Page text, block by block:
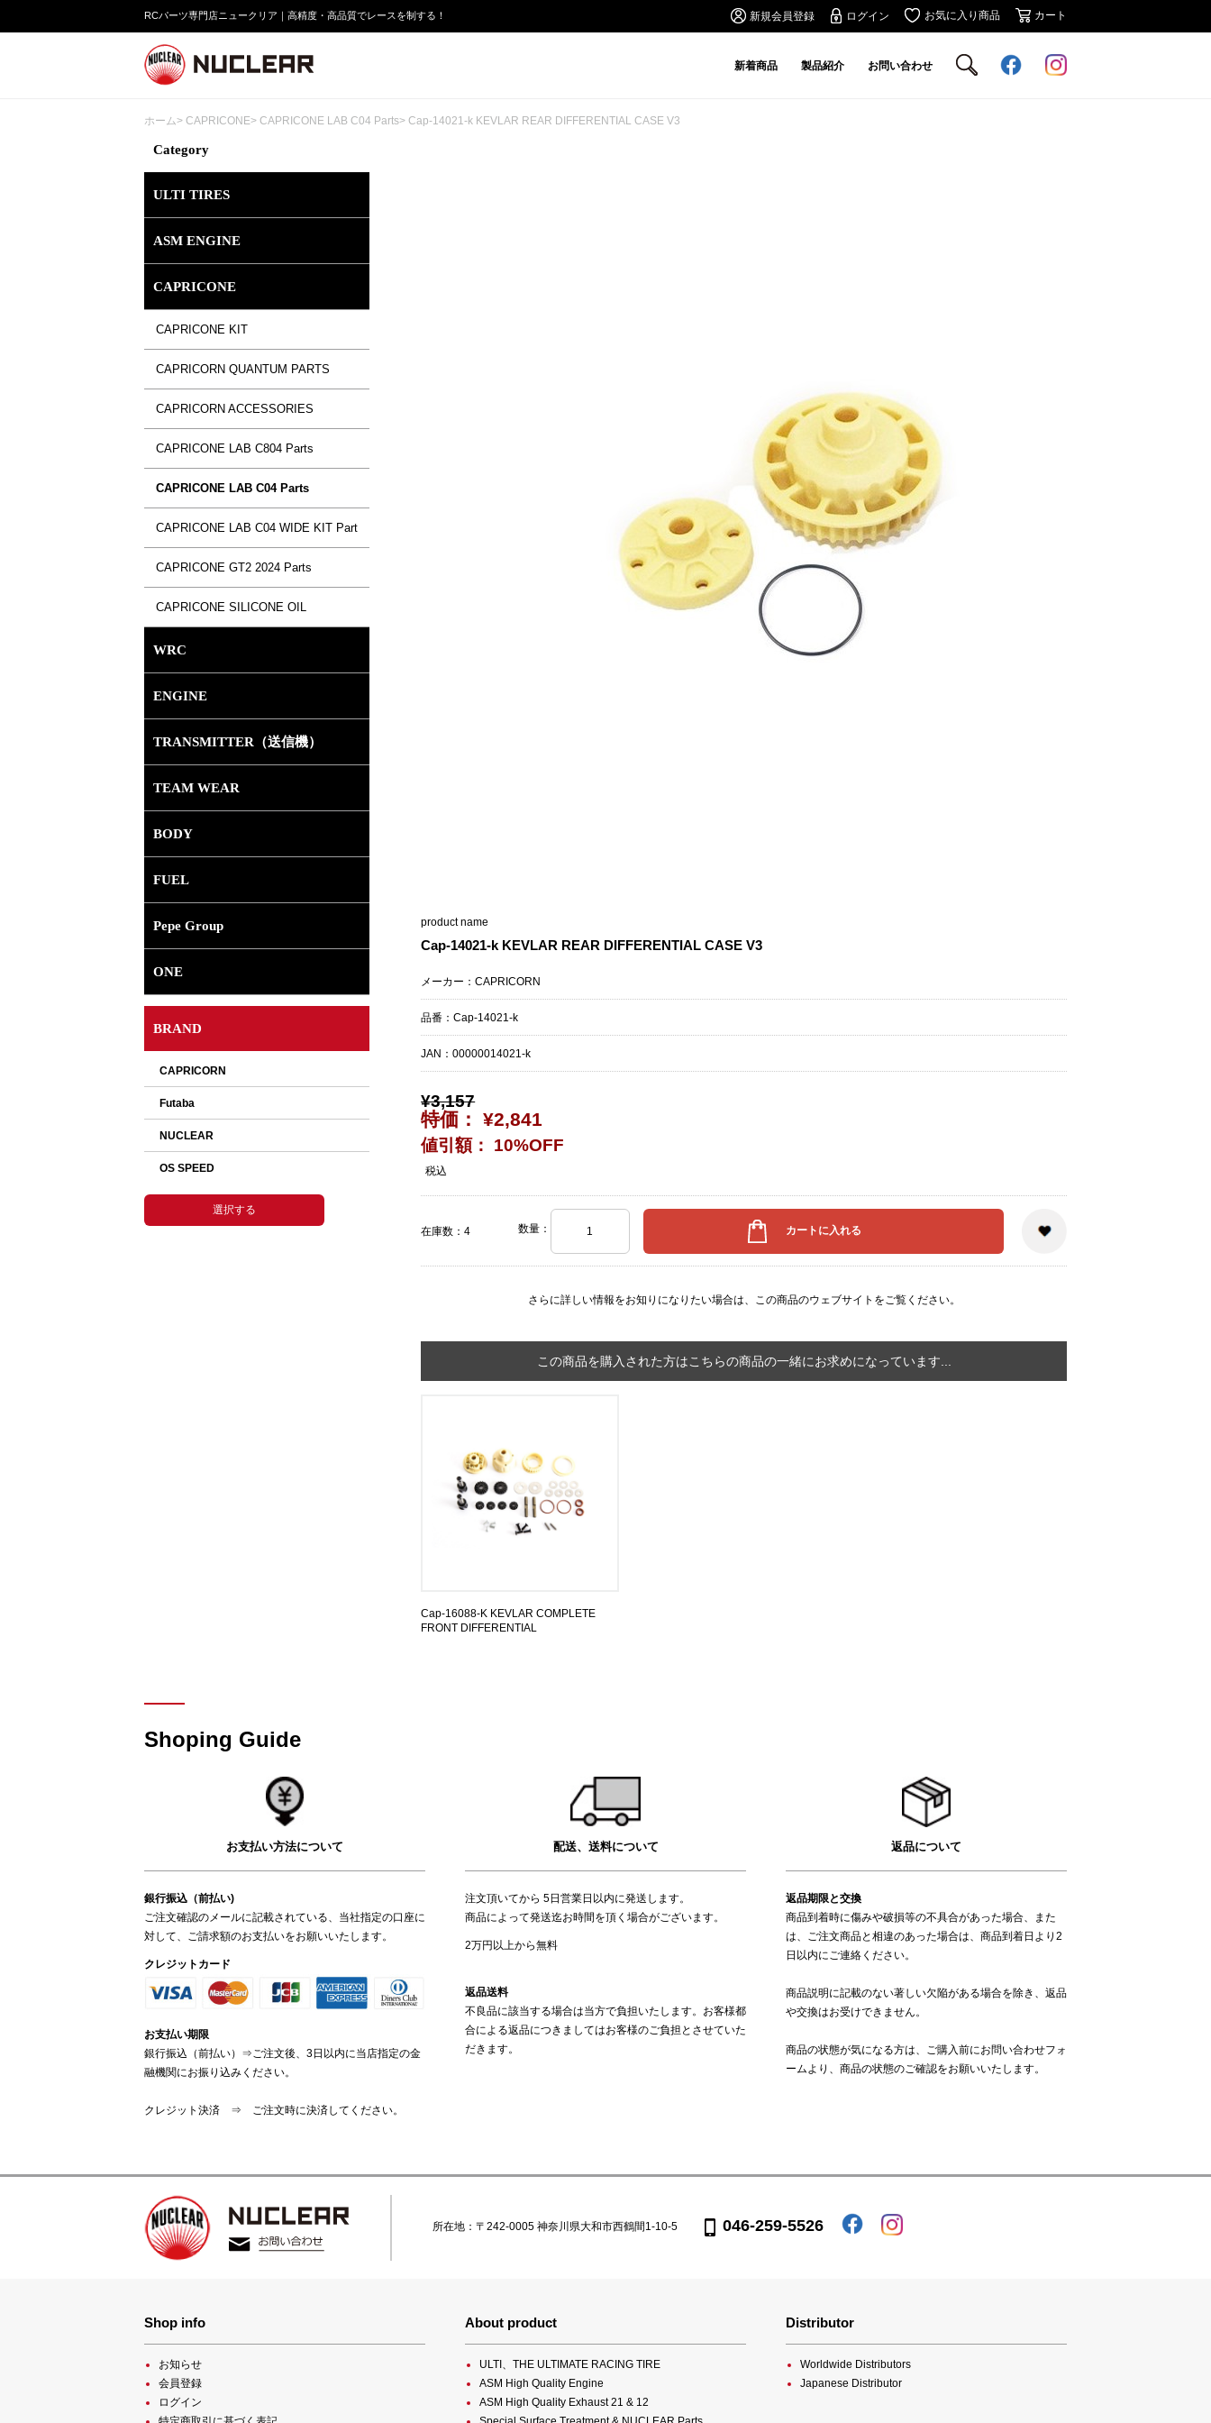
RCパーツ専門店ニュークリア｜高精度・高品質でレースを制する！ 新規会員登録 ログイン お気に入り商品 カート
新着商品 製品紹介 お問い合わせ
ホーム> CAPRICONE> CAPRICONE LAB C04 Parts> Cap-14021-k KEVLAR REAR DIFFERENTIAL CASE V3
Category
ULTI TIRES
ASM ENGINE
CAPRICONE
CAPRICONE KIT
CAPRICORN QUANTUM PARTS
CAPRICORN ACCESSORIES
CAPRICONE LAB C804 Parts
CAPRICONE LAB C04 Parts
CAPRICONE LAB C04 WIDE KIT Part
CAPRICONE GT2 2024 Parts
CAPRICONE SILICONE OIL
WRC
ENGINE
TRANSMITTER（送信機）
TEAM WEAR
BODY
FUEL
Pepe Group
ONE
BRAND
product name
Cap-14021-k KEVLAR REAR DIFFERENTIAL CASE V3
メーカー：CAPRICORN
品番：Cap-14021-k
JAN：00000014021-k
¥3,157
特価： ¥2,841
値引額： 10%OFF
税込
在庫数：4 数量：
さらに詳しい情報をお知りになりたい場合は、 この商品のウェブサイト をご覧ください。
この商品を購入された方はこちらの商品の一緒にお求めになっています...
Cap-16088-K KEVLAR COMPLETE
FRONT DIFFERENTIAL
Shoping Guide
お支払い方法について
銀行振込（前払い)
ご注文確認のメールに記載されている、当社指定の口座に
対して、ご請求額のお支払いをお願いいたします。
クレジットカード
お支払い期限
銀行振込（前払い）⇒ご注文後、3日以内に当店指定の金
融機関にお振り込みください。
クレジット決済 ⇒ ご注文時に決済してください。
配送、送料について
注文頂いてから 5日営業日以内に発送します。
商品によって発送迄お時間を頂く場合がございます。
2万円以上から無料
返品送料
不良品に該当する場合は当方で負担いたします。お客様都
合による返品につきましてはお客様のご負担とさせていた
だきます。
返品について
返品期限と交換
商品到着時に傷みや破損等の不具合があった場合、また
は、ご注文商品と相違のあった場合は、商品到着日より2
日以内にご連絡ください。
商品説明に記載のない著しい欠陥がある場合を除き、返品
や交換はお受けできません。
商品の状態が気になる方は、ご購入前にお問い合わせフォ
ームより、商品の状態のご確認をお願いいたします。
所在地：〒242-0005 神奈川県大和市西鶴間1-10-5 046-259-5526
Shop info
お知らせ
会員登録
ログイン
About product
ULTI、THE ULTIMATE RACING TIRE
ASM High Quality Engine
ASM High Quality Exhaust 21 & 12
Distributor
Worldwide Distributors
Japanese Distributor